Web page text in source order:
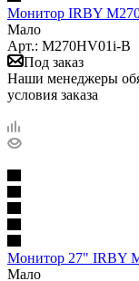
Монитор IRBY
Мало
Арт.: M270HV01i-B
Под заказ
Наши менеджеры
условия заказа
Монитор 27" IRBY
Мало